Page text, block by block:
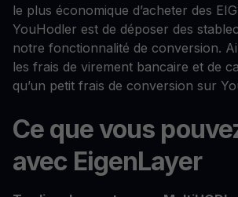
le plus économique d’acheter des
YouHodler est de déposer des
notre fonctionnalité de conversion.
les frais de virement bancaire et de
qu’un petit frais de conversion sur
Ce que vous
avec EigenLayer